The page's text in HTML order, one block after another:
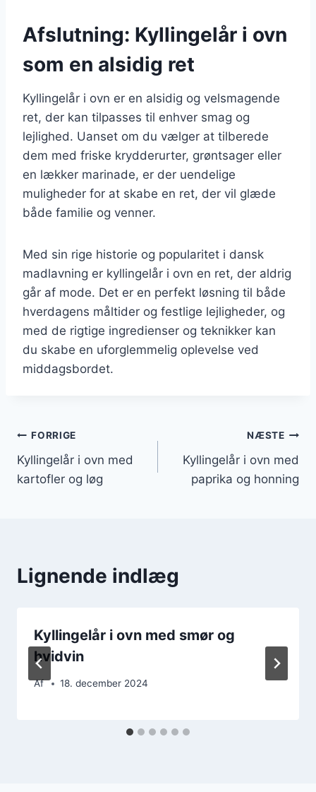
Afslutning: Kyllingelår i ovn
som en alsidig ret
Kyllingelår i ovn er en alsidig og velsmagende
ret, der kan tilpasses til enhver smag og
lejlighed. Uanset om du vælger at tilberede
dem med friske krydderurter, grøntsager eller
en lækker marinade, er der uendelige
muligheder for at skabe en ret, der vil glæde
både familie og venner.
Med sin rige historie og popularitet i dansk
madlavning er kyllingelår i ovn en ret, der aldrig
går af mode. Det er en perfekt løsning til både
hverdagens måltider og festlige lejligheder, og
med de rigtige ingredienser og teknikker kan
du skabe en uforglemmelig oplevelse ved
middagsbordet.
Indlægsnavigation
FORRIGE
Kyllingelår i ovn med
kartofler og løg
NÆSTE
Kyllingelår i ovn med
paprika og honning
Lignende indlæg
Kyllingelår i ovn med smør og
hvidvin
Af 18. december 2024